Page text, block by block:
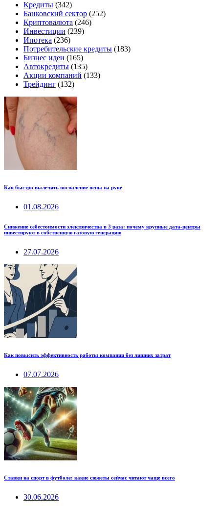
Кредиты (342)
Банковский сектор (252)
Криптовалюта (246)
Инвестиции (239)
Ипотека (236)
Потребительские кредиты (183)
Бизнес идеи (165)
Автокредиты (135)
Акции компаний (133)
Трейдинг (132)
Как быстро вылечить воспаление вены на руке
01.08.2026
Снижение себестоимости электричества в 3 раза: почему крупные дата-центры
инвестируют в собственную газовую генерацию
27.07.2026
Как повысить эффективность работы компании без лишних затрат
07.07.2026
Ставки на спорт в футболе: какие сюжеты сейчас читают чаще всего
30.06.2026